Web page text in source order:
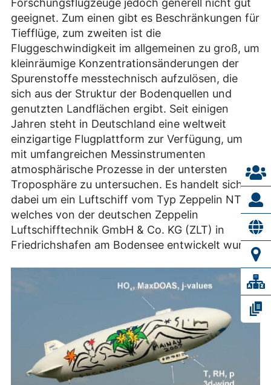
Forschungsflugzeuge jedoch generell nicht gut
geeignet. Zum einen gibt es Beschränkungen für
Tiefflüge, zum zweiten ist die
Fluggeschwindigkeit im allgemeinen zu groß, um
kleinräumige Konzentrationsänderungen der
Spurenstoffe messtechnisch aufzulösen, die
sich aus der Struktur der Bodenquellen und
genutzten Landflächen ergibt. Seit einigen
Jahren steht in Deutschland eine weltweit
einzigartige Flugplattform zur Verfügung, um
mit umfangreichen Messinstrumenten
atmosphärische Prozesse in der untersten
Troposphäre zu untersuchen. Es handelt sich
dabei um ein Luftschiff vom Typ Zeppelin NT,
welches von der deutschen Zeppelin
Luftschifftechnik GmbH & Co. KG (ZLT) in
Friedrichshafen am Bodensee entwickelt wurde.